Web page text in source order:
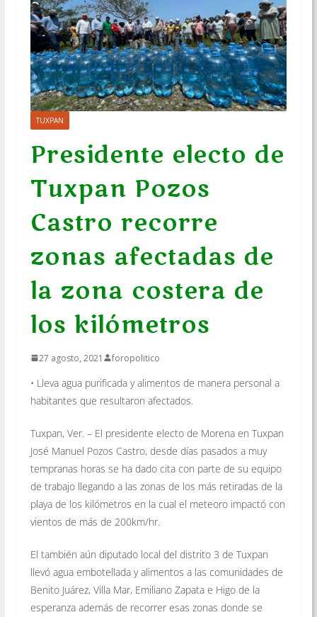
TUXPAN
Presidente electo de
Tuxpan Pozos
Castro recorre
zonas afectadas de
la zona costera de
los kilómetros
27 agosto, 2021 foropolitico
• Lleva agua purificada y alimentos de manera personal a
habitantes que resultaron afectados.
Tuxpan, Ver. – El presidente electo de Morena en Tuxpan
José Manuel Pozos Castro, desde días pasados a muy
tempranas horas se ha dado cita con parte de su equipo
de trabajo llegando a las zonas de los más retiradas de la
playa de los kilómetros en la cual el meteoro impactó con
vientos de más de 200km/hr.
El también aún diputado local del distrito 3 de Tuxpan
llevó agua embotellada y alimentos a las comunidades de
Benito Juárez, Villa Mar, Emiliano Zapata e Higo de la
esperanza además de recorrer esas zonas donde se